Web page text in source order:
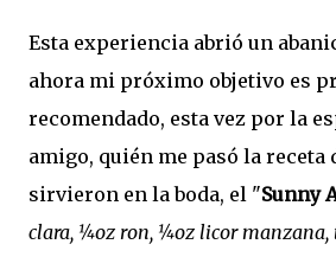
Esta experiencia abrió un
ahora mi próximo objetivo es
recomendado, esta vez por la
amigo, quién me pasó la receta
sirvieron en la boda, el "Sunny
clara, ¼oz ron, ¼oz licor manzana,